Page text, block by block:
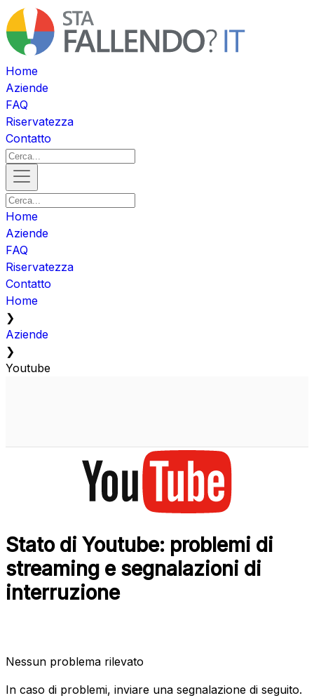
Home
Aziende
FAQ
Riservatezza
Contatto
Home
Aziende
FAQ
Riservatezza
Contatto
Home
❯
Aziende
❯
Youtube
Stato di Youtube: problemi di
streaming e segnalazioni di
interruzione
Nessun problema rilevato
In caso di problemi, inviare una segnalazione di seguito.